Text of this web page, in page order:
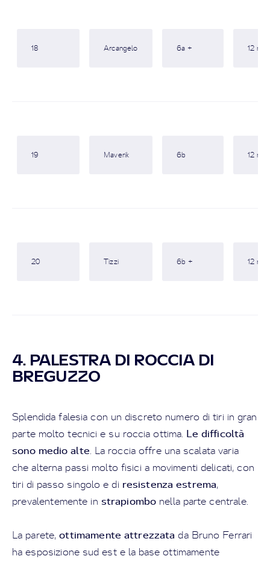
18 Arcangelo 6a + 12 m
19 Maverik 6b 12 m
20 Tizzi 6b + 12 m
4. PALESTRA DI ROCCIA DI
BREGUZZO
Splendida falesia con un discreto numero di tiri in gran
parte molto tecnici e su roccia ottima. Le difficoltà
sono medio alte. La roccia offre una scalata varia
che alterna passi molto fisici a movimenti delicati, con
tiri di passo singolo e di resistenza estrema,
prevalentemente in strapiombo nella parte centrale.
La parete,ottimamente attrezzata da Bruno Ferrari
ha esposizione sud est e la base ottimamente